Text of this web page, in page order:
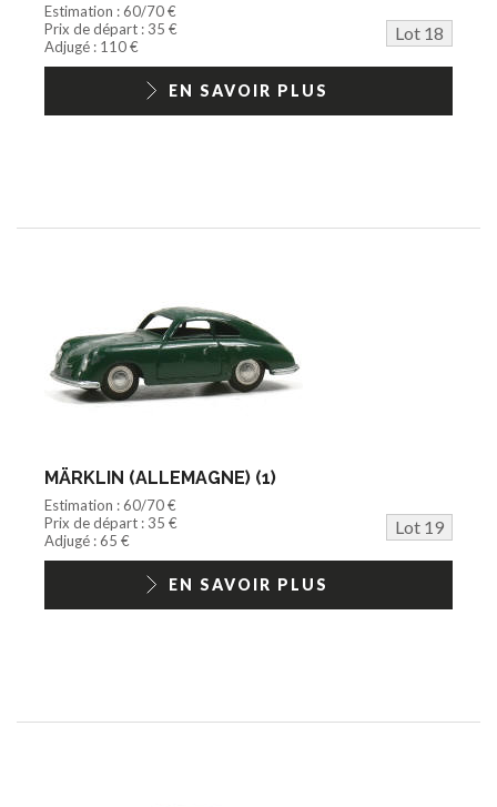
Estimation : 60/70 €
Prix de départ : 35 €
Lot 18
Adjugé : 110 €
EN SAVOIR PLUS
MÄRKLIN (ALLEMAGNE) (1)
Estimation : 60/70 €
Prix de départ : 35 €
Lot 19
Adjugé : 65 €
EN SAVOIR PLUS